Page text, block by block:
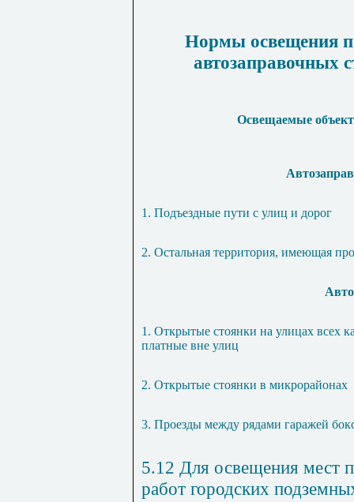
Нормы освещения
автозаправочных
Освещаемые
1. Подъездные пути с улиц и дорог
2. Остальная территория, имеющая
1. Открытые стоянки на улицах всех
платные вне улиц
2. Открытые стоянки в микрорайонах
3. Проезды между рядами гаражей
5.12 Для освещения мест
работ городских